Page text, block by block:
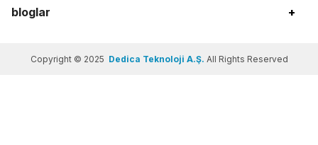
bloglar +
Copyright © 2025 Dedica Teknoloji A.Ş. All Rights Reserved